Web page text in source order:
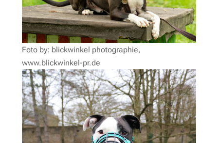
Foto by: blickwinkel photographie,
www.blickwinkel-pr.de